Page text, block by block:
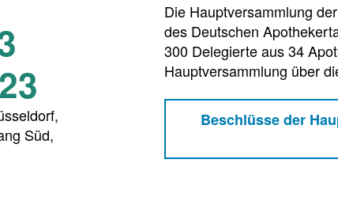
Süd,
Die Hauptversammlung
des Deutschen
300 Delegierte aus 34
Hauptversammlung über
Beschlüsse der